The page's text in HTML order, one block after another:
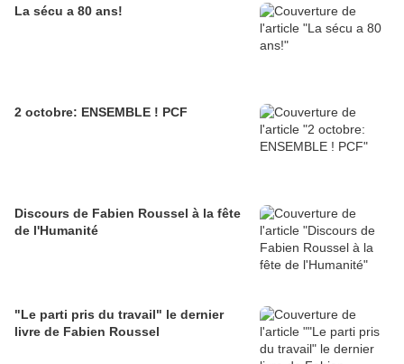
La sécu a 80 ans!
2 octobre: ENSEMBLE ! PCF
Discours de Fabien Roussel à la fête
de l'Humanité
"Le parti pris du travail" le dernier
livre de Fabien Roussel